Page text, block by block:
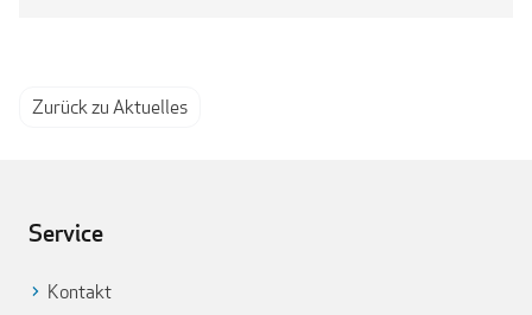
Zurück zu Aktuelles
Service
Kontakt